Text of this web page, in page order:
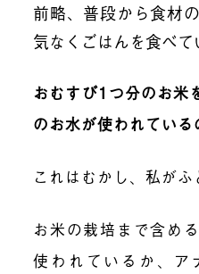
前略、普段から食材
気なくごはんを食べ
おむすび1つ分のお米
のお水が使われている
これはむかし、私がふ
お米の栽培まで含め
使われているか、ア